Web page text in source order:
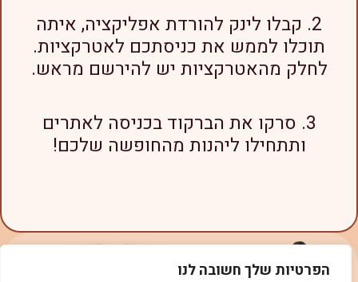
הפרטיות שלך חשובה לנו
קבלו לינק להורדת אפליקציה, איתה
תוכלו לממש את כניסתכם לאטרקציות.
לחלק מהאטרקציות יש להירשם מראש.
סרקו את הברקוד בכניסה לאתרים
ותתחילו ליהנות מהחופשה שלכם!